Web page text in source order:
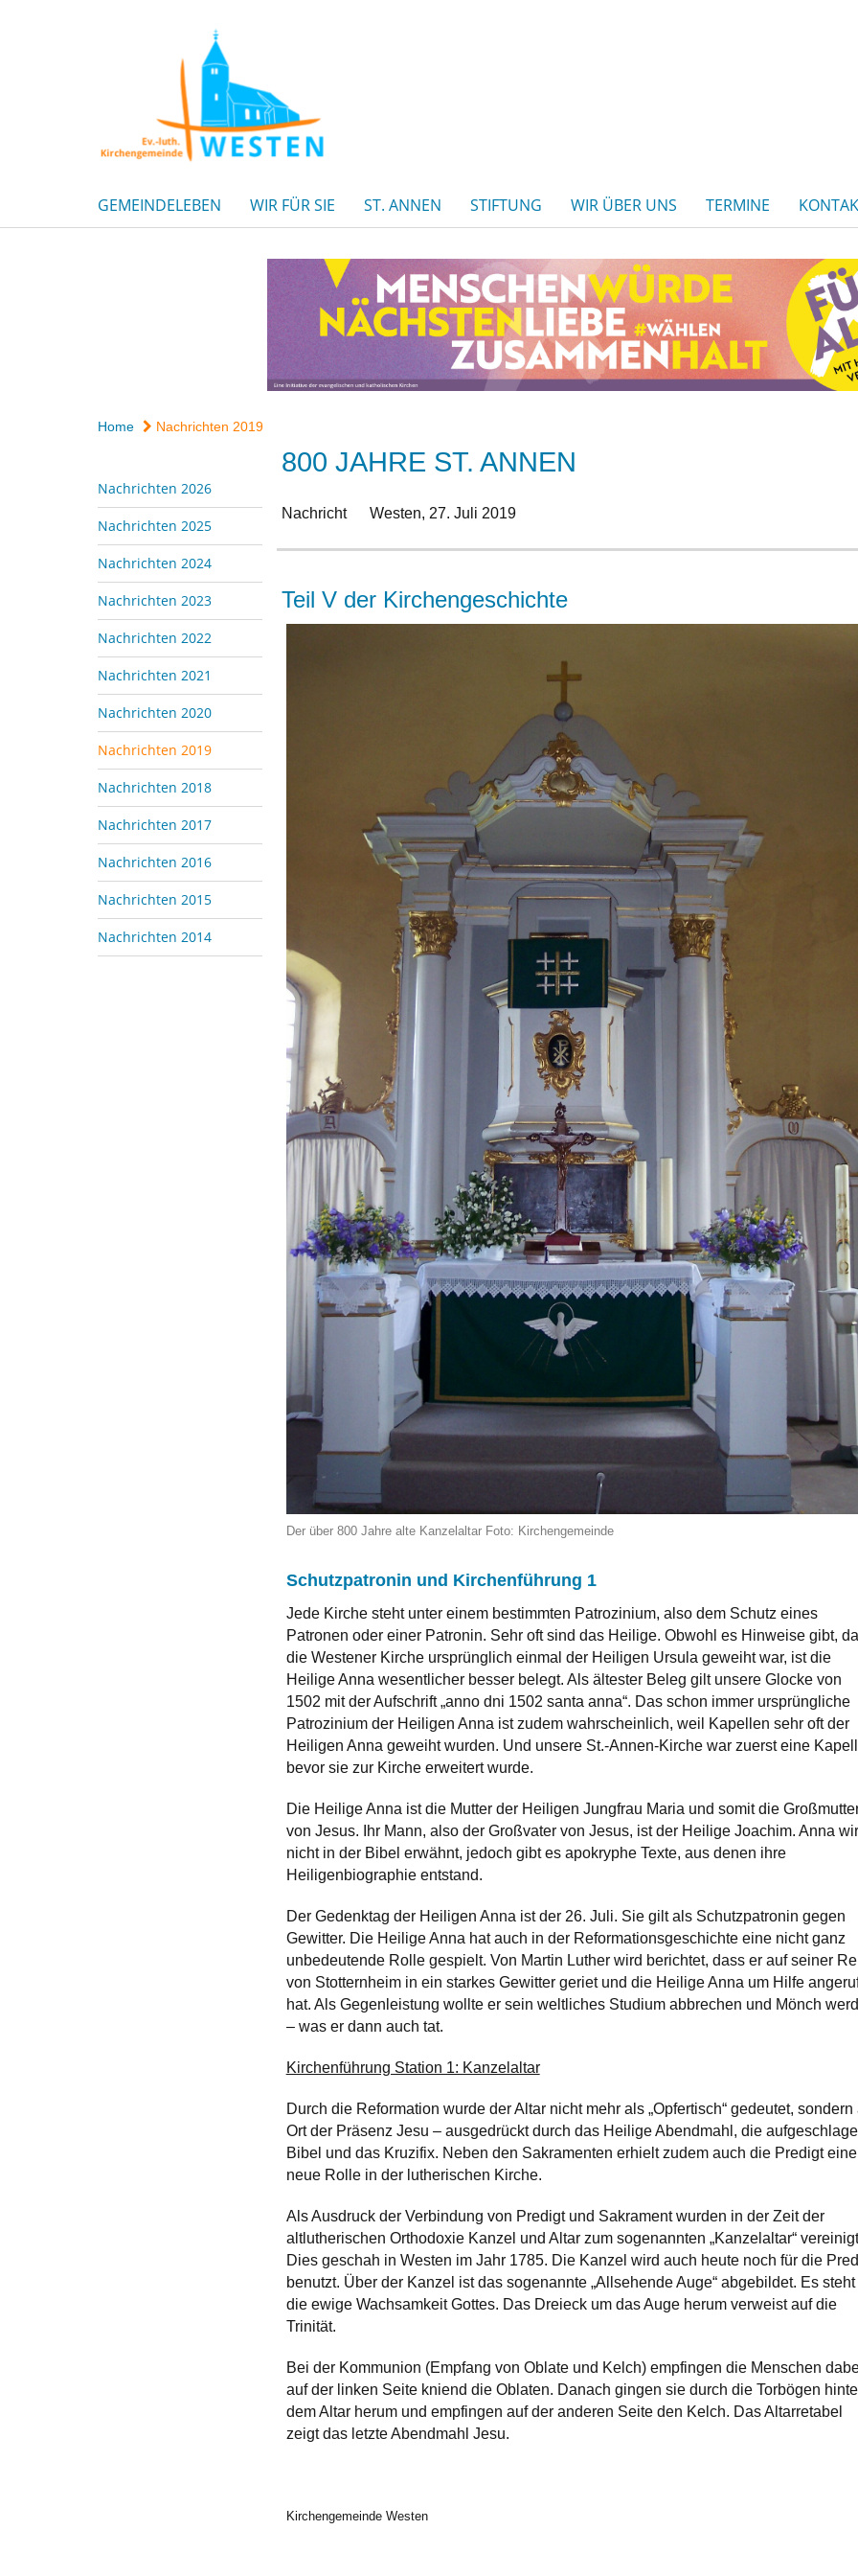
GEMEINDELEBEN WIR FÜR SIE ST. ANNEN STIFTUNG WIR ÜBER UNS TERMINE
Home Nachrichten 2019
Nachrichten 2026
Nachrichten 2025
Nachrichten 2024
Nachrichten 2023
Nachrichten 2022
Nachrichten 2021
Nachrichten 2020
Nachrichten 2019
Nachrichten 2018
Nachrichten 2017
Nachrichten 2016
Nachrichten 2015
Nachrichten 2014
800 JAHRE ST. ANNEN
Nachricht Westen, 27. Juli 2019
Teil V der Kirchengeschichte
Der über 800 Jahre alte Kanzelaltar Foto: Kirchengemeinde
Schutzpatronin und Kirchenführung 1
Jede Kirche steht unter einem bestimmten Patrozinium, also dem Schutz eines
Patronen oder einer Patronin. Sehr oft sind das Heilige. Obwohl es Hinweise gibt,
die Westener Kirche ursprünglich einmal der Heiligen Ursula geweiht war, ist die
Heilige Anna wesentlicher besser belegt. Als ältester Beleg gilt unsere Glocke von
1502 mit der Aufschrift „anno dni 1502 santa anna“. Das schon immer ursprüngliche
Patrozinium der Heiligen Anna ist zudem wahrscheinlich, weil Kapellen sehr oft der
Heiligen Anna geweiht wurden. Und unsere St.-Annen-Kirche war zuerst eine
bevor sie zur Kirche erweitert wurde.
Die Heilige Anna ist die Mutter der Heiligen Jungfrau Maria und somit die
von Jesus. Ihr Mann, also der Großvater von Jesus, ist der Heilige Joachim. Anna
nicht in der Bibel erwähnt, jedoch gibt es apokryphe Texte, aus denen ihre
Heiligenbiographie entstand.
Der Gedenktag der Heiligen Anna ist der 26. Juli. Sie gilt als Schutzpatronin gegen
Gewitter. Die Heilige Anna hat auch in der Reformationsgeschichte eine nicht ganz
unbedeutende Rolle gespielt. Von Martin Luther wird berichtet, dass er auf seiner
von Stotternheim in ein starkes Gewitter geriet und die Heilige Anna um Hilfe
hat. Als Gegenleistung wollte er sein weltliches Studium abbrechen und Mönch
– was er dann auch tat.
Kirchenführung Station 1: Kanzelaltar
Durch die Reformation wurde der Altar nicht mehr als „Opfertisch“ gedeutet, sondern
Ort der Präsenz Jesu – ausgedrückt durch das Heilige Abendmahl, die
Bibel und das Kruzifix. Neben den Sakramenten erhielt zudem auch die Predigt eine
neue Rolle in der lutherischen Kirche.
Als Ausdruck der Verbindung von Predigt und Sakrament wurden in der Zeit der
altlutherischen Orthodoxie Kanzel und Altar zum sogenannten „Kanzelaltar“
Dies geschah in Westen im Jahr 1785. Die Kanzel wird auch heute noch für die
benutzt. Über der Kanzel ist das sogenannte „Allsehende Auge“ abgebildet. Es steht
die ewige Wachsamkeit Gottes. Das Dreieck um das Auge herum verweist auf die
Trinität.
Bei der Kommunion (Empfang von Oblate und Kelch) empfingen die Menschen
auf der linken Seite kniend die Oblaten. Danach gingen sie durch die Torbögen
dem Altar herum und empfingen auf der anderen Seite den Kelch. Das Altarretabel
zeigt das letzte Abendmahl Jesu.
Kirchengemeinde Westen